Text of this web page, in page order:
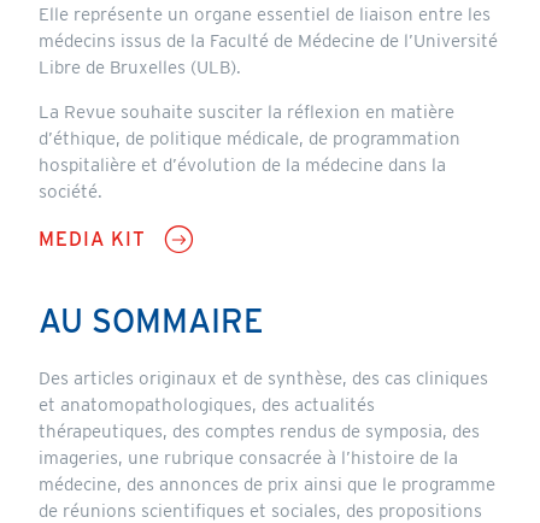
Elle représente un organe essentiel de liaison entre les
médecins issus de la Faculté de Médecine de l’Université
Libre de Bruxelles (ULB).
La Revue souhaite susciter la réflexion en matière
d’éthique, de politique médicale, de programmation
hospitalière et d’évolution de la médecine dans la
société.
MEDIA KIT
Content
AU SOMMAIRE
Des articles originaux et de synthèse, des cas cliniques
et anatomopathologiques, des actualités
thérapeutiques, des comptes rendus de symposia, des
imageries, une rubrique consacrée à l’histoire de la
médecine, des annonces de prix ainsi que le programme
de réunions scientifiques et sociales, des propositions